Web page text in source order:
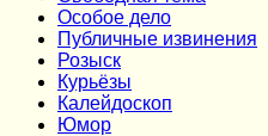
Особое дело
Публичные извинения
Розыск
Курьёзы
Калейдоскоп
Юмор